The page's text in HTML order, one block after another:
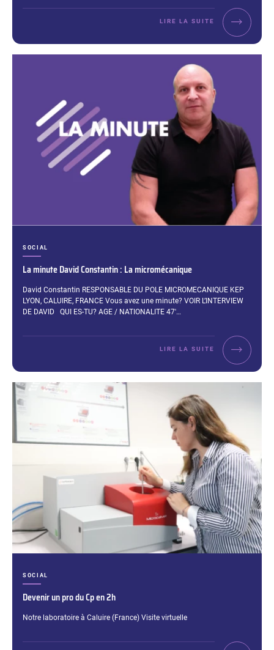
LIRE LA SUITE
La minute David Constantin : La micromécanique
CATÉGORIES :
SOCIAL
Extrait :
David Constantin RESPONSABLE DU POLE MICROMECANIQUE KEP
LYON, CALUIRE, FRANCE Vous avez une minute? VOIR L’INTERVIEW
DE DAVID QUI ES-TU? AGE / NATIONALITE 47′…
LIRE LA SUITE
Devenir un pro du Cp en 2h
CATÉGORIES :
SOCIAL
Extrait :
Notre laboratoire à Caluire (France) Visite virtuelle